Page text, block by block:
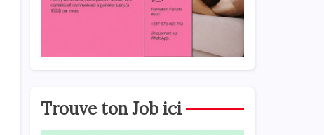
Trouve ton Job ici